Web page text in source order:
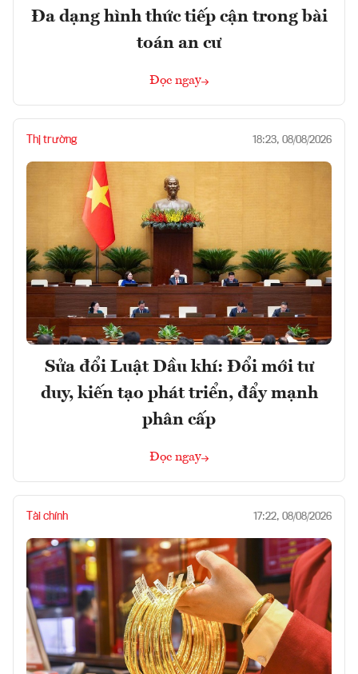
Đa dạng hình thức tiếp cận trong bài
toán an cư
Đọc ngay
Thị trường 18:23, 08/08/2026
Sửa đổi Luật Dầu khí: Đổi mới tư
duy, kiến tạo phát triển, đẩy mạnh
phân cấp
Đọc ngay
Tài chính 17:22, 08/08/2026